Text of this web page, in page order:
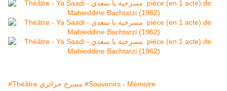
#Théâtre مسرح جزائري #Souvenirs - Mémoire